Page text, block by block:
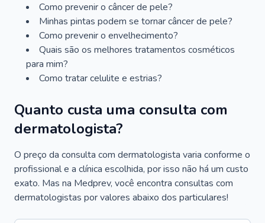
Como prevenir o câncer de pele?
Minhas pintas podem se tornar câncer de pele?
Como prevenir o envelhecimento?
Quais são os melhores tratamentos cosméticos
para mim?
Como tratar celulite e estrias?
Quanto custa uma consulta com
dermatologista?
O preço da consulta com dermatologista varia conforme o
profissional e a clínica escolhida, por isso não há um custo
exato. Mas na Medprev, você encontra consultas com
dermatologistas por valores abaixo dos particulares!